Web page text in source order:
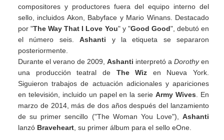
compositores y productores fuera del equipo interno del
sello, incluidos Akon, Babyface y Mario Winans. Destacado
por "The Way That I Love You" y "Good Good", debutó en
el número seis.Ashanti y la etiqueta se separaron
posteriormente.
Durante el verano de 2009, Ashanti interpretó a Dorothyen
una producción teatral de The Wiz en Nueva York.
Siguieron trabajos de actuación adicionales y apariciones
en televisión, incluido un papel en la serieArmy Wives . En
marzo de 2014, más de dos años después del lanzamiento
de su primer sencillo ("The Woman You Love"), Ashanti
lanzó Braveheart , su primer álbum para el sello eOne.